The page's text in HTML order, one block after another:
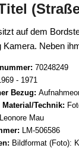
auf dem
Kamera. Neben
70248249
- 1971
Bezug:
Technik:
Leonore Mau
LM-506586
Bildformat (Foto):